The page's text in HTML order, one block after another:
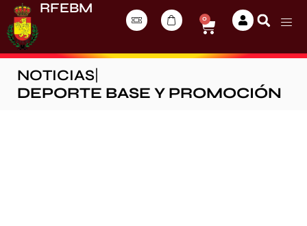
RFEBM
0
NOTICIAS
DEPORTE BASE Y PROMOCIÓN